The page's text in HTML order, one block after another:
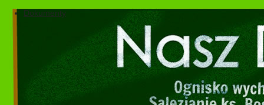
Dokumenty